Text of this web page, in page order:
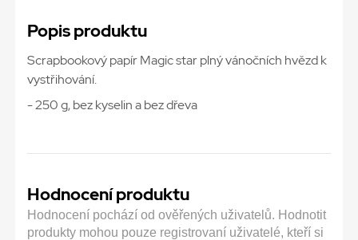
Popis produktu
Scrapbookový papír Magic star plný vánočních hvězd k
vystřihování.
- 250 g, bez kyselin a bez dřeva
Hodnocení produktu
Hodnocení pochází od ověřených uživatelů. Hodnotit
produkty mohou pouze registrovaní uživatelé, kteří si